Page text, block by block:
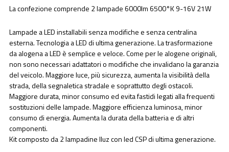
La confezione comprende 2 lampade 6000lm 6500°K 9-16V 21W
Lampade a LED installabili senza modifiche e senza centralina
esterna. Tecnologia a LED di ultima generazione. La trasformazione
da alogena a LED è semplice e veloce. Come per le alogene originali,
non sono necessari adattatori o modifiche che invalidano la garanzia
del veicolo. Maggiore luce, più sicurezza, aumenta la visibilità della
strada, della segnaletica stradale e soprattutto degli ostacoli.
Maggiore durata, minor consumo ed evita fastidi legati alla frequenti
sostituzioni delle lampade. Maggiore efficienza luminosa, minor
consumo di energia. Aumenta la durata della batteria e di altri
componenti.
Kit composto da 2 lampadine Iluz con led CSP di ultima generazione.